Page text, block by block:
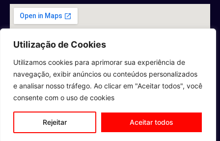
Utilização de Cookies
Utilizamos cookies para aprimorar sua experiência de
navegação, exibir anúncios ou conteúdos personalizados
e analisar nosso tráfego. Ao clicar em "Aceitar todos", você
consente com o uso de cookies
Rejeitar Aceitar todos